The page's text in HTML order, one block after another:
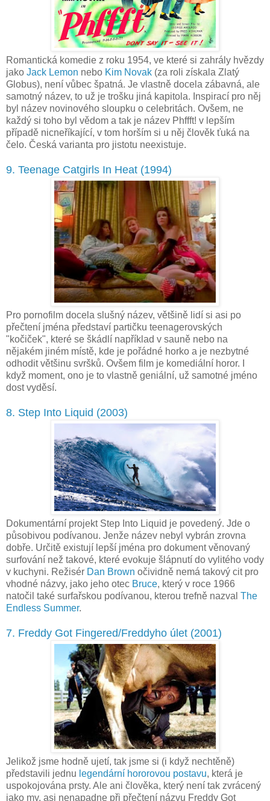
Romantická komedie z roku 1954, ve které si zahrály hvězdy
jako Jack Lemon nebo Kim Novak (za roli získala Zlatý
Globus), není vůbec špatná. Je vlastně docela zábavná, ale
samotný název, to už je trošku jiná kapitola. Inspirací pro něj
byl název novinového sloupku o celebritách. Ovšem, ne
každý si toho byl vědom a tak je název Phffft! v lepším
případě nicneříkající, v tom horším si u něj člověk ťuká na
čelo. Česká varianta pro jistotu neexistuje.
9. Teenage Catgirls In Heat (1994)
Pro pornofilm docela slušný název, většině lidí si asi po
přečtení jména představí partičku teenagerovských
"kočiček", které se škádlí například v sauně nebo na
nějakém jiném místě, kde je pořádné horko a je nezbytné
odhodit většinu svršků. Ovšem film je komediální horor. I
když moment, ono je to vlastně geniální, už samotné jméno
dost vyděsí.
8. Step Into Liquid (2003)
Dokumentární projekt Step Into Liquid je povedený. Jde o
působivou podívanou. Jenže název nebyl vybrán zrovna
dobře. Určitě existují lepší jména pro dokument věnovaný
surfování než takové, které evokuje šlápnutí do vylitého vody
v kuchyni. Režisér Dan Brown očividně nemá takový cit pro
vhodné názvy, jako jeho otec Bruce, který v roce 1966
natočil také surfařskou podívanou, kterou trefně nazval The
Endless Summer.
7. Freddy Got Fingered/Freddyho úlet (2001)
Jelikož jsme hodně ujetí, tak jsme si (i když nechtěně)
představili jednu legendární hororovou postavu, která je
uspokojována prsty. Ale ani člověka, který není tak zvrácený
jako my, asi nenapadne při přečtení názvu Freddy Got